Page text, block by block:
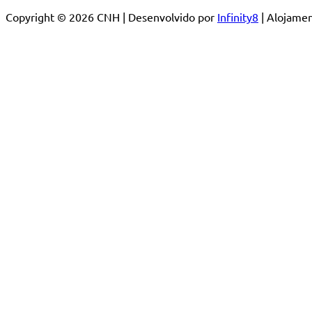
Copyright © 2026 CNH | Desenvolvido por Infinity8 |